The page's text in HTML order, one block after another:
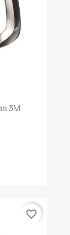
3M
favorite_border